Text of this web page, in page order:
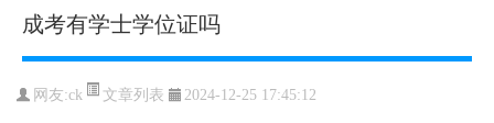
成考有学士学位证吗
网友:ck 文章列表 2024-12-25 17:45:12